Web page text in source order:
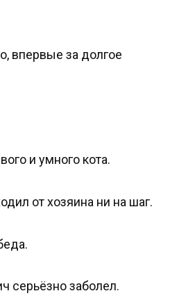
впервые за долгое
и умного кота.
от хозяина ни на шаг.
серьёзно заболел.